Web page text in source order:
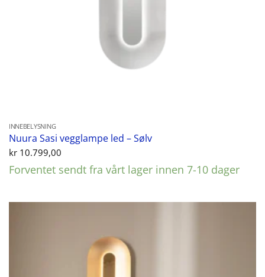
INNEBELYSNING
Nuura Sasi vegglampe led – Sølv
kr10.799,00
Forventet sendt fra vårt lager innen 7-10 dager